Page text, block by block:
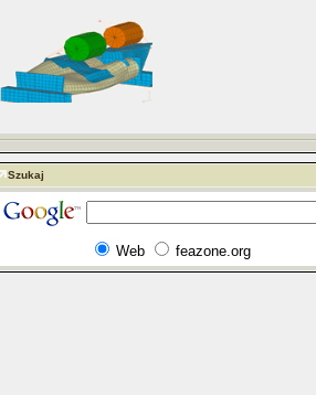
Szukaj
Web feazone.org